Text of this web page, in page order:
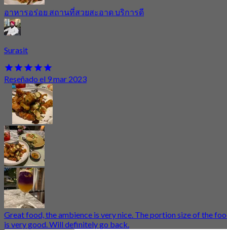
อาหารอร่อย สถานที่สวยสะอาด บริการดี
Surasit
Reseñado el 9 mar 2023
Great food, the ambience is very nice. The portion size of the
is very good. Will definitely go back.